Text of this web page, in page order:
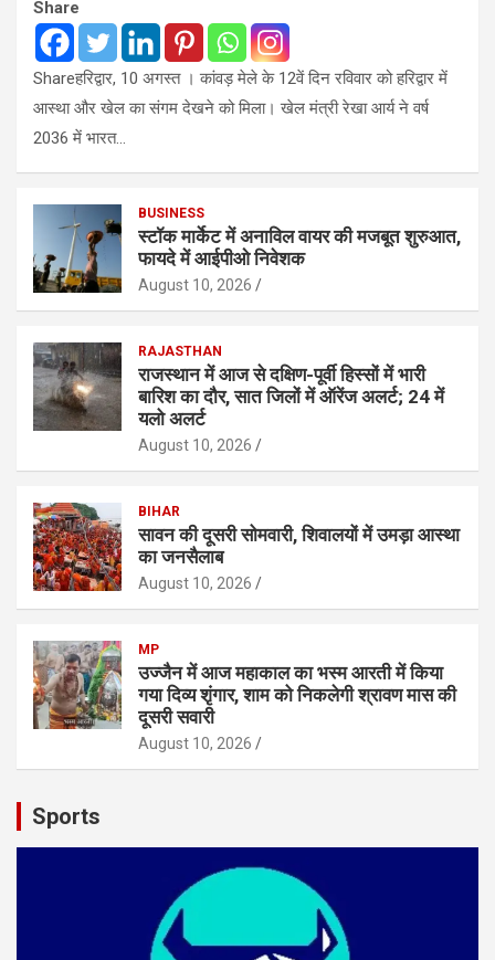
Share
Shareहरिद्वार, 10 अगस्त । कांवड़ मेले के 12वें दिन रविवार को हरिद्वार में
आस्था और खेल का संगम देखने को मिला। खेल मंत्री रेखा आर्य ने वर्ष
2036 में भारत…
BUSINESS
स्टॉक मार्केट में अनाविल वायर की मजबूत शुरुआत,
फायदे में आईपीओ निवेशक
August 10, 2026
RAJASTHAN
राजस्थान में आज से दक्षिण-पूर्वी हिस्सों में भारी
बारिश का दौर, सात जिलों में ऑरेंज अलर्ट; 24 में
यलो अलर्ट
August 10, 2026
BIHAR
सावन की दूसरी सोमवारी, शिवालयों में उमड़ा आस्था
का जनसैलाब
August 10, 2026
MP
उज्जैन में आज महाकाल का भस्म आरती में किया
गया दिव्य शृंगार, शाम को निकलेगी श्रावण मास की
दूसरी सवारी
August 10, 2026
Sports